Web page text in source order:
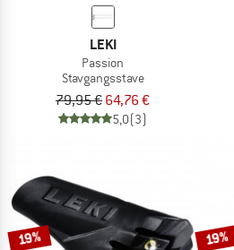
LEKI
Passion
Stavgangsstave
79,95 € 64,76 €
5,0(3)
19% 19%